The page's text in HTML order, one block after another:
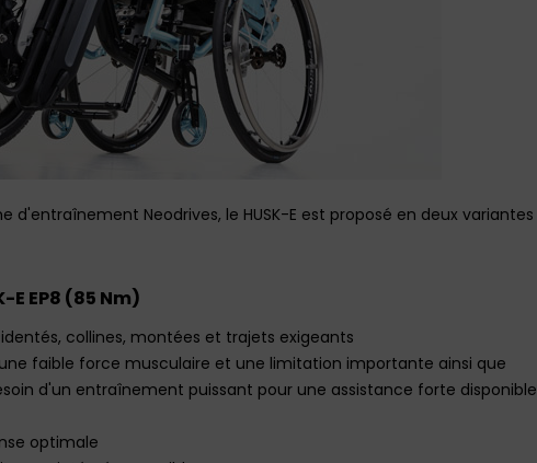
d'entraînement Neodrives, le HUSK-E est proposé en deux variantes
EP8 (85 Nm)
collines, montées et trajets exigeants
faible force musculaire et une limitation importante ainsi que
d'un entraînement puissant pour une assistance forte disponible
optimale